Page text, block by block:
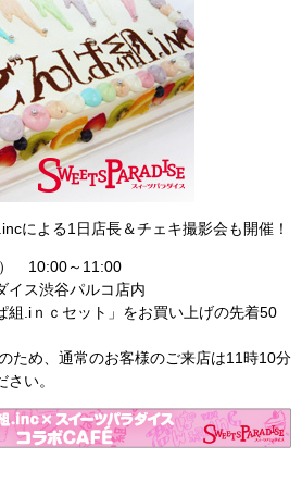
による1日店長＆チェキ撮影会も開催！
10:00～11:00
ス渋谷パルコ店内
.iｎｃセット」をお買い上げの先着50
ため、通常のお客様のご来店は11時10分
い。